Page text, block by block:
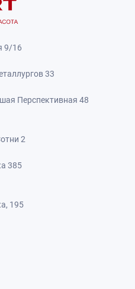
9/16
33
Перспективная 48
2
385
195